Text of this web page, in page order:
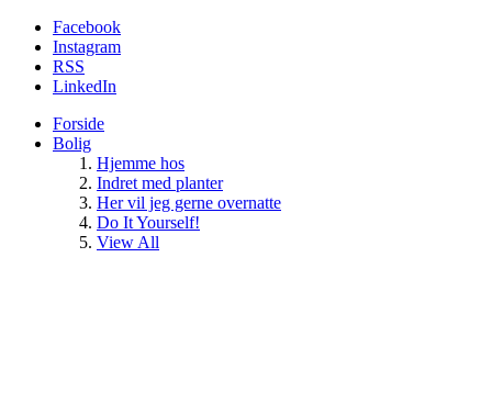
Facebook
Instagram
RSS
LinkedIn
Forside
Bolig
Hjemme hos
Indret med planter
Her vil jeg gerne overnatte
Do It Yourself!
View All